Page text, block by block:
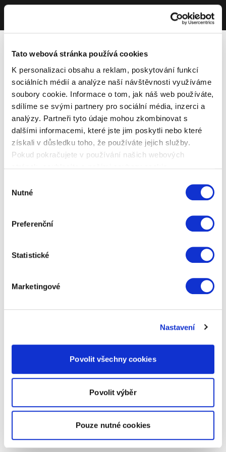
Tato webová stránka používá cookies
K personalizaci obsahu a reklam, poskytování funkcí
sociálních médií a analýze naší návštěvnosti využíváme
soubory cookie. Informace o tom, jak náš web používáte,
sdílíme se svými partnery pro sociální média, inzerci a
analýzy. Partneři tyto údaje mohou zkombinovat s
dalšími informacemi, které jste jim poskytli nebo které
získali v důsledku toho, že používáte jejich služby.
Pokud pokračujete v používání našich webových
souhlasu
Nutné
Preferenční
Statistické
Marketingové
Nastavení
Povolit všechny cookies
Povolit výběr
Pouze nutné cookies